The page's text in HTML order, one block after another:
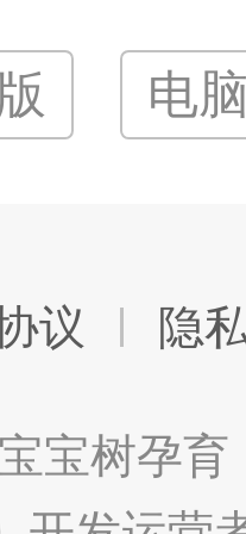
电
议 隐
宝树孕